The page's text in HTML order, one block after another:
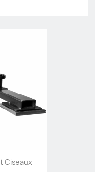
Ciseaux